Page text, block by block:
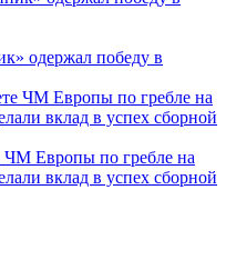
одержал победу в
ЧМ Европы по гребле на
вклад в успех сборной